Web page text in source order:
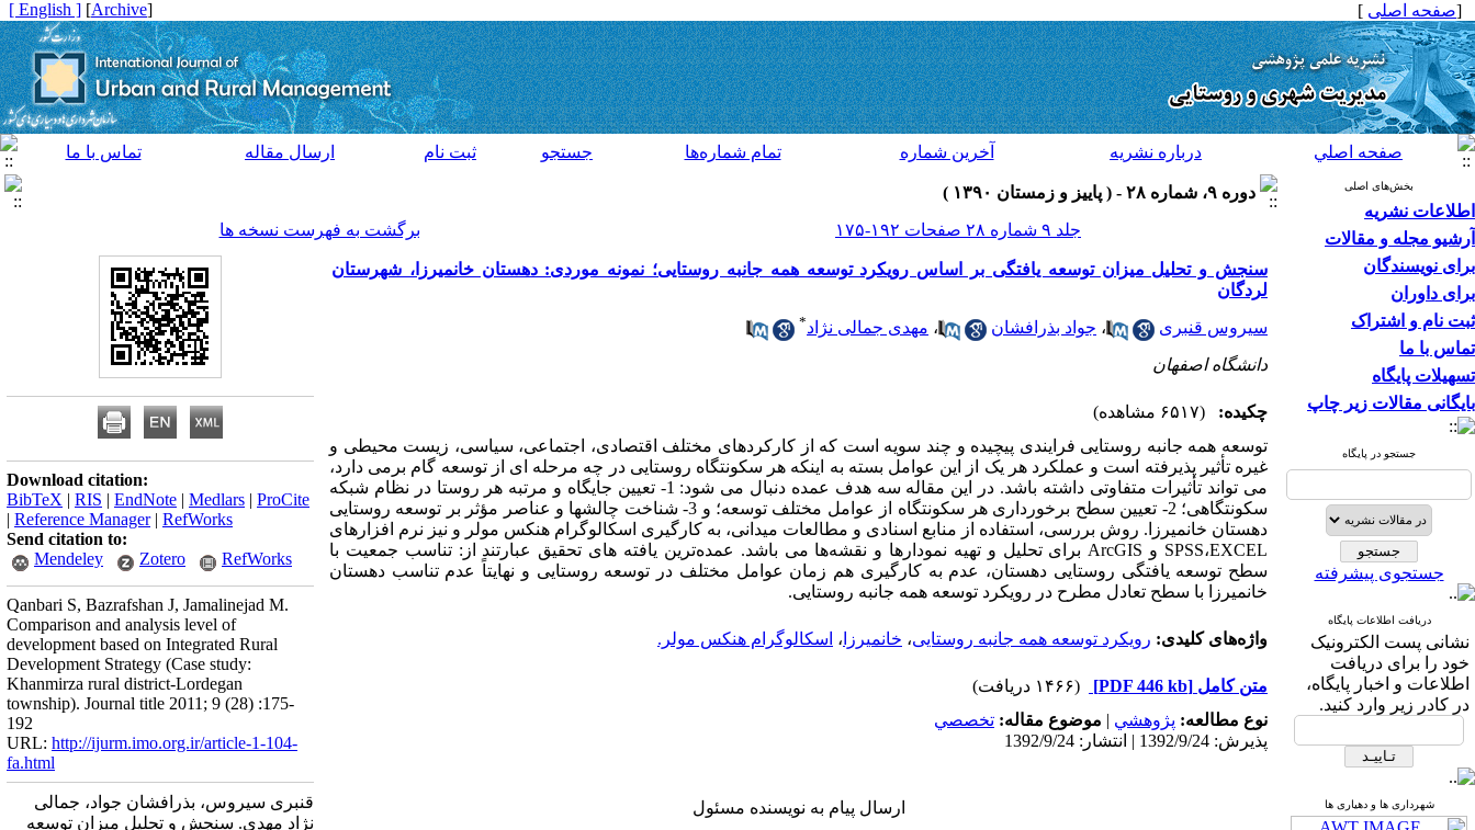
[صفحه اصلی ]
[
Archive
]
[ English ]
صفحه اصلي درباره نشريه آخرين شماره تمام شماره‌ها جستجو ثبت نام ارسال مقاله تماس با ما
بخش‌های اصلی
اطلاعات نشریه
آرشیو مجله و مقالات
برای نویسندگان
برای داوران
ثبت نام و اشتراک
تماس با ما
تسهیلات پایگاه
بایگانی مقالات زیر چاپ
جستجو در پایگاه
جستجوی پیشرفته
دریافت اطلاعات پایگاه
نشانی پست الکترونیک
خود را برای دریافت
اطلاعات و اخبار پایگاه،
در کادر زیر وارد کنید.
شهرداری ها و دهیاری ها
دوره ۹، شماره ۲۸ - ( پاییز و زمستان ۱۳۹۰ )
جلد ۹ شماره ۲۸ صفحات ۱۹۲-۱۷۵
برگشت به فهرست نسخه ها
سنجش و تحلیل میزان توسعه یافتگی بر اساس رویکرد توسعه همه جانبه روستایی؛ نمونه موردی: دهستان خانمیرزا، شهرستان
لردگان
سیروس قنبری ، جواد بذرافشان ، مهدی جمالی نژاد*
دانشگاه اصفهان
چکیده:
(۶۵۱۷ مشاهده)
توسعه همه جانبه روستایی فرایندی پیچیده و چند سویه است که از کارکردهای مختلف اقتصادی، اجتماعی، سیاسی، زیست محیطی و
غیره تأثیر پذیرفته است و عملکرد هر یک از این عوامل بسته به اینکه هر سکونتگاه روستایی در چه مرحله ای از توسعه گام برمی دارد،
می تواند تأثیرات متفاوتی داشته باشد. در این مقاله سه هدف عمده دنبال می شود: 1- تعیین جایگاه و مرتبه هر روستا در نظام شبکه
سکونتگاهی؛ 2- تعیین سطح برخورداری هر سکونتگاه از عوامل مختلف توسعه؛ و 3- شناخت چالشها و عناصر مؤثر بر توسعه روستایی
دهستان خانمیرزا. روش بررسی، استفاده از منابع اسنادی و مطالعات میدانی، به کارگیری اسکالوگرام هنکس مولر و نیز نرم افزارهای
SPSS،EXCEL و ArcGIS برای تحلیل و تهیه نمودارها و نقشه‌ها می باشد. عمده‌ترین یافته های تحقیق عبارتند از: تناسب جمعیت با
سطح توسعه یافتگی روستایی دهستان، عدم به کارگیری هم زمان عوامل مختلف در توسعه روستایی و نهایتاً عدم تناسب دهستان
خانمیرزا با سطح تعادل مطرح در رویکرد توسعه همه جانبه روستایی.
واژه‌های کلیدی: رویکرد توسعه همه جانبه روستایی، خانمیرزا ، اسکالوگرام هنکس مولر.
متن کامل [PDF 446 kb]
(۱۴۶۶ دریافت)
نوع مطالعه: پژوهشي | موضوع مقاله: تخصصي
پذیرش: 1392/9/24 | انتشار: 1392/9/24
ارسال پیام به نویسنده مسئول
Download citation:
BibTeX | RIS | EndNote | Medlars | ProCite
| Reference Manager| RefWorks
Send citation to:
Mendeley
Zotero RefWorks
Qanbari S, Bazrafshan J, Jamalinejad M.
Comparison and analysis level of
development based on Integrated Rural
Development Strategy (Case study:
Khanmirza rural district-Lordegan
township). Journal title 2011; 9 (28) :175-
192
URL: http://ijurm.imo.org.ir/article-1-104-
fa.html
قنبری سیروس، بذرافشان جواد، جمالی
نژاد مهدی. سنجش و تحلیل میزان توسعه